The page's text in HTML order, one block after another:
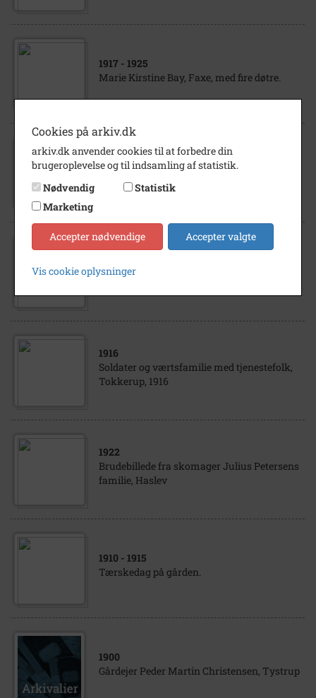
1917 - 1925
Marie Kirstine Bay, Faxe, med fire døtre.
1914
Foto af familie med 6 indkvarterede
soldater. Ca. 1914.
1920
Lars Peder Larsen og familie, Tuehuse v.
1916
Soldater og værtsfamilie med tjenestefolk,
Tokkerup, 1916
1922
Brudebillede fra skomager Julius Petersens
familie, Haslev
1910 - 1915
Tærskedag på gården.
1900
Gårdejer Peder Martin Christensen, Tystrup
Cookies på arkiv.dk
arkiv.dk anvender cookies til at forbedre din
brugeroplevelse og til indsamling af statistik.
Nødvendig
Statistik
Marketing
Accepter nødvendige Accepter valgte
Vis cookie oplysninger